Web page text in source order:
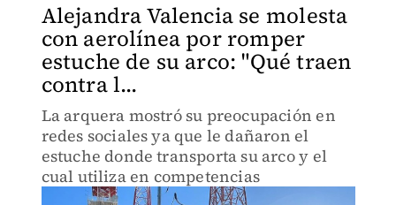
Alejandra Valencia se molesta
con aerolínea por romper
estuche de su arco: "Qué traen
contra l...
La arquera mostró su preocupación en
redes sociales ya que le dañaron el
estuche donde transporta su arco y el
cual utiliza en competencias